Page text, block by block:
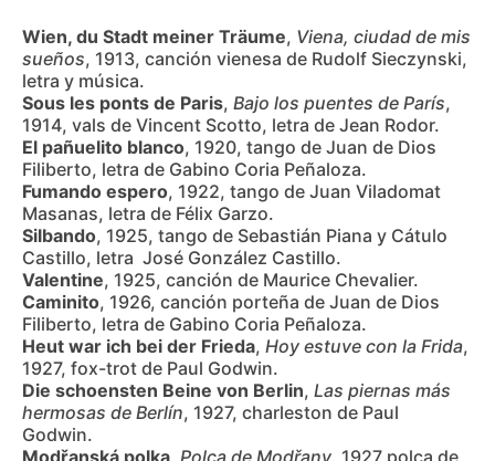
Wien, du Stadt meiner Träume, Viena, ciudad de mis
sueños, 1913, canción vienesa de Rudolf Sieczynski,
letra y música.
Sous les ponts de Paris, Bajo los puentes de París,
1914, vals de Vincent Scotto, letra de Jean Rodor.
El pañuelito blanco, 1920, tango de Juan de Dios
Filiberto, letra de Gabino Coria Peñaloza.
Fumando espero, 1922, tango de Juan Viladomat
Masanas, letra de Félix Garzo.
Silbando, 1925, tango de Sebastián Piana y Cátulo
Castillo, letra José González Castillo.
Valentine, 1925, canción de Maurice Chevalier.
Caminito, 1926, canción porteña de Juan de Dios
Filiberto, letra de Gabino Coria Peñaloza.
Heut war ich bei der Frieda, Hoy estuve con la Frida,
1927, fox-trot de Paul Godwin.
Die schoensten Beine von Berlin, Las piernas más
hermosas de Berlín, 1927, charleston de Paul
Godwin.
Modřanská polka, Polca de Modřany, 1927 polca de